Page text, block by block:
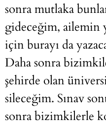
sonra mutlaka
gideceğim, ailemin
için burayı da
Daha sonra
şehirde olan
sileceğim. Sınav
sonra bizimkilerle